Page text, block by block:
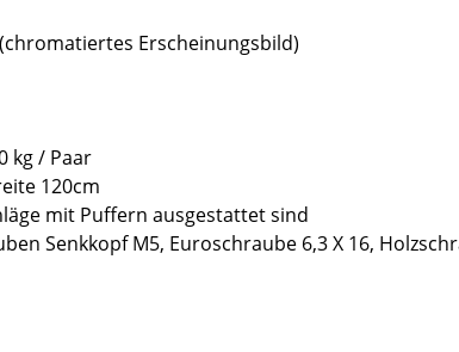
Erscheinungsbild)
kg / Paar
120cm
mit Puffern ausgestattet sind
Senkkopf M5, Euroschraube 6,3 X 16,